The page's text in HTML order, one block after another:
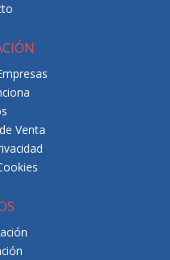
Venta